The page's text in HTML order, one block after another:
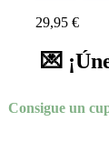
29,95€
💌
Consigue un